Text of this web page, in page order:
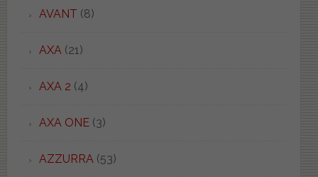
AVANT (8)
AXA (21)
AXA 2 (4)
AXA ONE(3)
AZZURRA (53)